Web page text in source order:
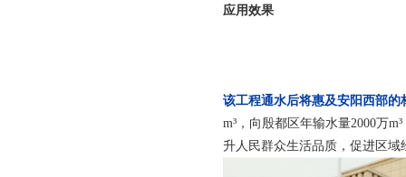
应用效果
该工程通水后将惠及安阳西部
m³，向殷都区年输水量2000万
升人民群众生活品质，促进区域